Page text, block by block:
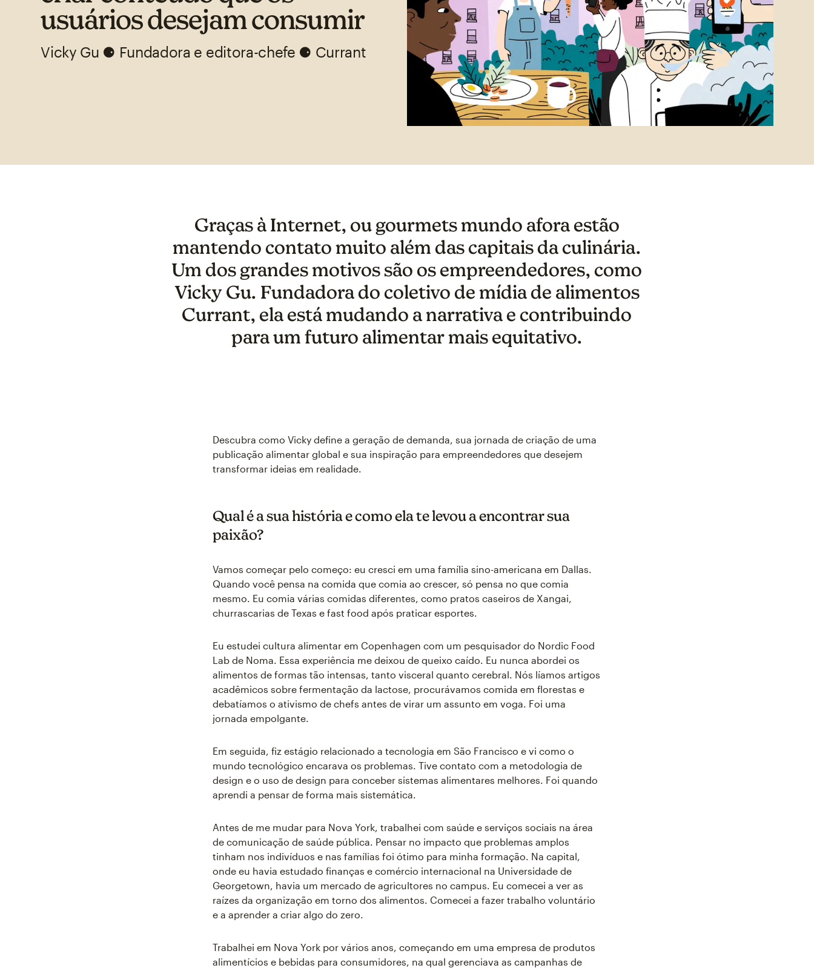
usuários desejam consumir
Vicky Gu ⚈ Fundadora e editora-chefe ⚈ Currant
Graças à Internet, ou gourmets mundo afora estão
mantendo contato muito além das capitais da culinária.
Um dos grandes motivos são os empreendedores, como
Vicky Gu. Fundadora do coletivo de mídia de alimentos
Currant, ela está mudando a narrativa e contribuindo
para um futuro alimentar mais equitativo.
Descubra como Vicky define a geração de demanda, sua jornada de criação de uma
publicação alimentar global e sua inspiração para empreendedores que desejem
transformar ideias em realidade.
Qual é a sua história e como ela te levou a encontrar sua
paixão?
Vamos começar pelo começo: eu cresci em uma família sino-americana em Dallas.
Quando você pensa na comida que comia ao crescer, só pensa no que comia
mesmo. Eu comia várias comidas diferentes, como pratos caseiros de Xangai,
churrascarias de Texas e fast food após praticar esportes.
Eu estudei cultura alimentar em Copenhagen com um pesquisador do Nordic Food
Lab de Noma. Essa experiência me deixou de queixo caído. Eu nunca abordei os
alimentos de formas tão intensas, tanto visceral quanto cerebral. Nós líamos artigos
acadêmicos sobre fermentação da lactose, procurávamos comida em florestas e
debatíamos o ativismo de chefs antes de virar um assunto em voga. Foi uma
jornada empolgante.
Em seguida, fiz estágio relacionado a tecnologia em São Francisco e vi como o
mundo tecnológico encarava os problemas. Tive contato com a metodologia de
design e o uso de design para conceber sistemas alimentares melhores. Foi quando
aprendi a pensar de forma mais sistemática.
Antes de me mudar para Nova York, trabalhei com saúde e serviços sociais na área
de comunicação de saúde pública. Pensar no impacto que problemas amplos
tinham nos indivíduos e nas famílias foi ótimo para minha formação. Na capital,
onde eu havia estudado finanças e comércio internacional na Universidade de
Georgetown, havia um mercado de agricultores no campus. Eu comecei a ver as
raízes da organização em torno dos alimentos. Comecei a fazer trabalho voluntário
e a aprender a criar algo do zero.
Trabalhei em Nova York por vários anos, começando em uma empresa de produtos
alimentícios e bebidas para consumidores, na qual gerenciava as campanhas de